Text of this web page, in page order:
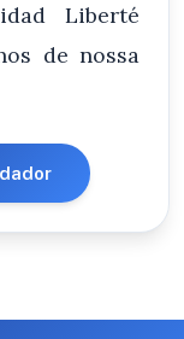
Liberté
de nossa